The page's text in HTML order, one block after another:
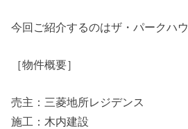
今回ご紹介するのはザ・パークハ
［物件概要］
売主：三菱地所レジデンス
施工：木内建設